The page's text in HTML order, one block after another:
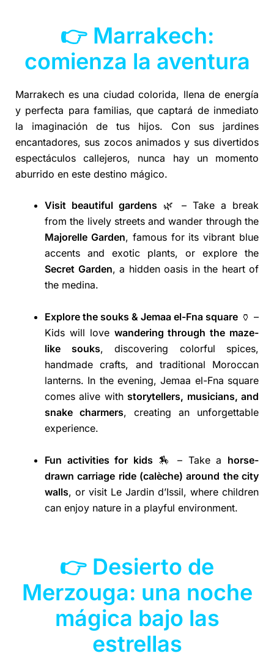
👉 Marrakech:
comienza la aventura
Marrakech es una ciudad colorida, llena de energía
y perfecta para familias, que captará de inmediato
la imaginación de tus hijos. Con sus jardines
encantadores, sus zocos animados y sus divertidos
espectáculos callejeros, nunca hay un momento
aburrido en este destino mágico.
Visit beautiful gardens🌿 – Take a break
from the lively streets and wander through the
Majorelle Garden, famous for its vibrant blue
accents and exotic plants, or explore the
Secret Garden, a hidden oasis in the heart of
the medina.
Explore the souks & Jemaa el-Fna square 🏺 –
Kids will love wandering through the maze-
like souks, discovering colorful spices,
handmade crafts, and traditional Moroccan
lanterns. In the evening, Jemaa el-Fna square
comes alive with storytellers, musicians, and
snake charmers, creating an unforgettable
experience.
Fun activities for kids 🏇 – Take a horse-
drawn carriage ride (calèche) around the city
walls, or visit Le Jardin d’Issil, where children
can enjoy nature in a playful environment.
👉 Desierto de
Merzouga: una noche
mágica bajo las
estrellas